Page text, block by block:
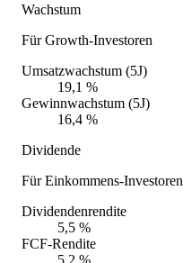
Wachstum
Für Growth-Investoren
Umsatzwachstum (5J)
19,1 %
Gewinnwachstum (5J)
16,4 %
Dividende
Für Einkommens-Investoren
Dividendenrendite
5,5 %
FCF-Rendite
5,2 %